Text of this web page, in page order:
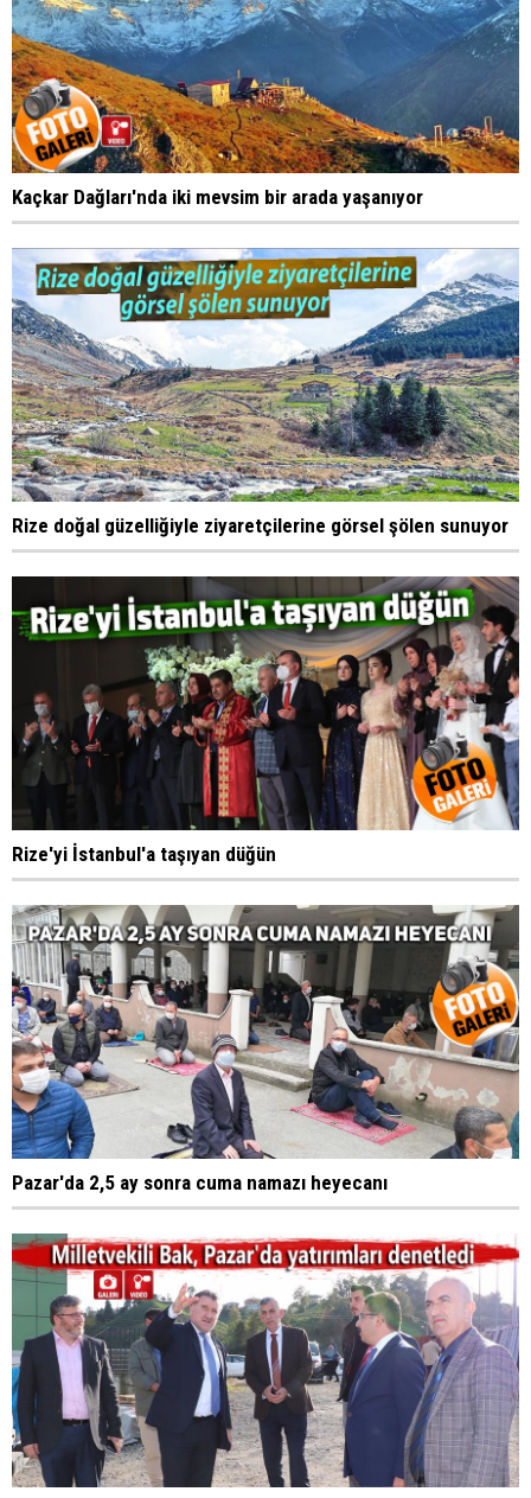
Kaçkar Dağları'nda iki mevsim bir arada yaşanıyor
Rize doğal güzelliğiyle ziyaretçilerine görsel şölen sunuyor
Rize'yi İstanbul'a taşıyan düğün
Pazar'da 2,5 ay sonra cuma namazı heyecanı